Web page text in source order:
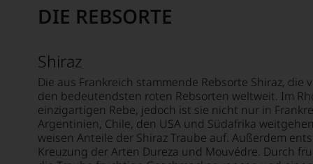
dass
manch
Bewertung
schwer
nachvollziehbar
ist
oder
am
Wein
vorbeigeht.
DIE REBSORTE
Shiraz
Die aus Frankreich stammende Rebsorte Shiraz,
den bedeutendsten roten Rebsorten weltweit. Im
einzigartigen Rebe, jedoch ist sie nicht nur in
Argentinien, Chile, den USA und Südafrika
weisen Anteile der Shiraz Traube auf. Außerdem
Kreuzung der Arten Dureza und Mouvédre. Durch